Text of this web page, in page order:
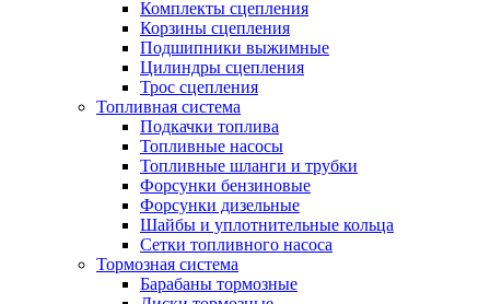
Комплекты сцепления
Корзины сцепления
Подшипники выжимные
Цилиндры сцепления
Трос сцепления
Топливная система
Подкачки топлива
Топливные насосы
Топливные шланги и трубки
Форсунки бензиновые
Форсунки дизельные
Шайбы и уплотнительные кольца
Сетки топливного насоса
Тормозная система
Барабаны тормозные